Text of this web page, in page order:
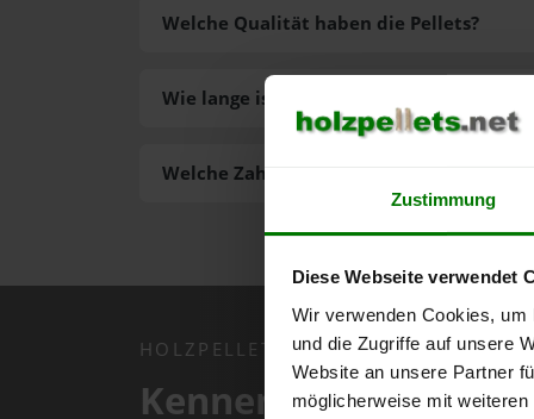
Zustimmung
Diese Webseite verwendet
Wir verwenden Cookies,
und die Zugriffe auf unsere
Website an unsere Partner
möglicherweise mit
Welche Zahlungsarten gibt es?
Welche Qualität haben die Pellets?
Wie lange ist die Lieferzeit der Pellets?
HOLZPELLETS.NET APP
Kennen Sie schon